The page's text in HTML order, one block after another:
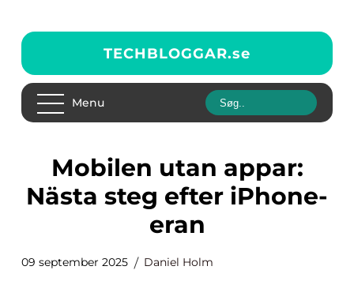
TECHBLOGGAR.se
Menu
Mobilen utan appar:
Nästa steg efter iPhone-
eran
09 september 2025 Daniel Holm